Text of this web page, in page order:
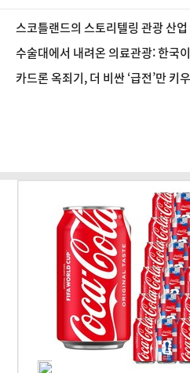
스코틀랜드의 스토리텔링 관광 산
수술대에서 내려온 의료관광: 한국
글로벌 K컬처 이야기㉖]
카드론 옥죄기, 더 비싼 ‘급전’만 키